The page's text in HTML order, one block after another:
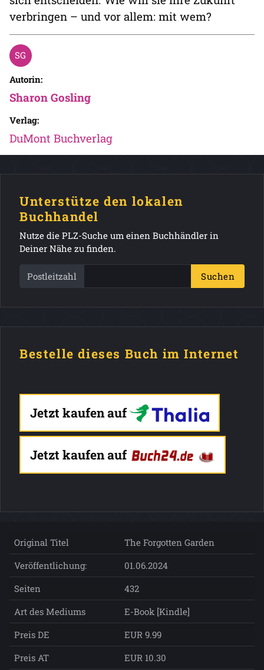
verbringen – und vor allem: mit wem?
Autorin:
Sharon Gosling
Verlag:
DuMont Buchverlag
Unterstütze den lokalen
Buchhandel
Nutze die PLZ-Suche um einen Buchhändler in
Deiner Nähe zu finden.
Postleitzahl Suchen
Bestelle dieses Buch im Internet
Jetzt kaufen auf
Jetzt kaufen auf
Original Titel
The Forgotten Garden
Veröffentlichung:
01.06.2024
Seiten
432
Art des Mediums
E-Book [Kindle]
Preis DE
EUR 9.99
Preis AT
EUR 10.30